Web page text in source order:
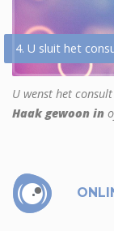
4. U sluit het
U wenst het
Haak gewoon in